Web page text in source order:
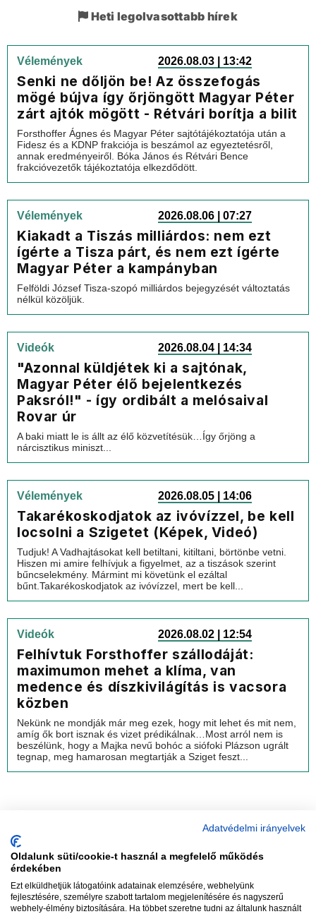
Heti legolvasottabb hírek
Vélemények 2026.08.03 | 13:42
Senki ne dőljön be! Az összefogás
mögé bújva így őrjöngött Magyar Péter
zárt ajtók mögött - Rétvári borítja a bilit
Forsthoffer Ágnes és Magyar Péter sajtótájékoztatója után a
Fidesz és a KDNP frakciója is beszámol az egyeztetésről,
annak eredményeiről. Bóka János és Rétvári Bence
frakcióvezetők tájékoztatója elkezdődött.
Vélemények 2026.08.06 | 07:27
Kiakadt a Tiszás milliárdos: nem ezt
ígérte a Tisza párt, és nem ezt ígérte
Magyar Péter a kampányban
Felföldi József Tisza-szopó milliárdos bejegyzését változtatás
nélkül közöljük.
Videók 2026.08.04 | 14:34
"Azonnal küldjétek ki a sajtónak,
Magyar Péter élő bejelentkezés
Paksról!" - így ordibált a melósaival
Rovar úr
A baki miatt le is állt az élő közvetítésük…Így őrjöng a
nárcisztikus miniszt...
Vélemények 2026.08.05 | 14:06
Takarékoskodjatok az ivóvízzel, be kell
locsolni a Szigetet (Képek, Videó)
Tudjuk! A Vadhajtásokat kell betiltani, kitiltani, börtönbe vetni.
Hiszen mi amire felhívjuk a figyelmet, az a tiszások szerint
bűncselekmény. Mármint mi követünk el ezáltal
bűnt.Takarékoskodjatok az ivóvízzel, mert be kell...
Videók 2026.08.02 | 12:54
Felhívtuk Forsthoffer szállodáját:
maximumon mehet a klíma, van
medence és díszkivilágítás is vacsora
közben
Nekünk ne mondják már meg ezek, hogy mit lehet és mit nem,
amíg ők bort isznak és vizet prédikálnak…Most arról nem is
beszélünk, hogy a Majka nevű bohóc a siófoki Plázson ugrált
tegnap, meg hamarosan megtartják a Sziget feszt...
Adatvédelmi irányelvek
Oldalunk süti/cookie-t használ a megfelelő működés
érdekében
Ezt elküldhetjük látogatóink adatainak elemzésére, webhelyünk
fejlesztésére, személyre szabott tartalom megjelenítésére és nagyszerű
webhely-élmény biztosítására. Ha többet szeretne tudni az általunk használt